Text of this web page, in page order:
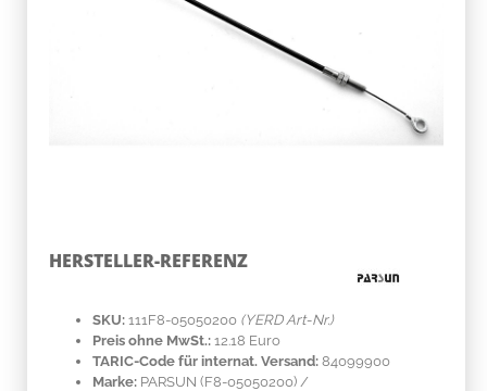
HERSTELLER-REFERENZ
SKU: 111F8-05050200 (YERD Art-Nr.)
Preis ohne MwSt.: 12.18 Euro
TARIC-Code für internat. Versand: 84099900
Marke: PARSUN (F8-05050200) /